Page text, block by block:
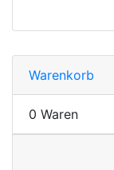
Warenkorb
0 Waren